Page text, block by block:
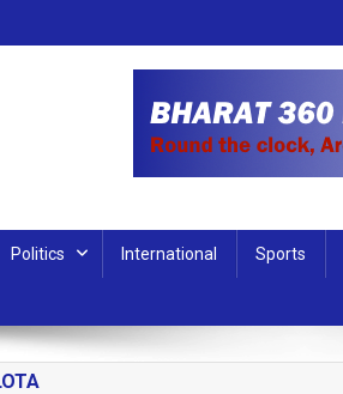
Politics International Sports